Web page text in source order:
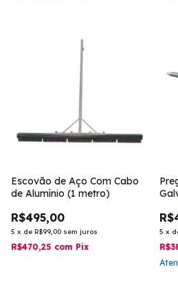
Escovão de Aço Com Cabo
de Alumínio (1 metro)
R$495,00
5 x de R$99,00 sem juros
R$470,25 com Pix
5 x